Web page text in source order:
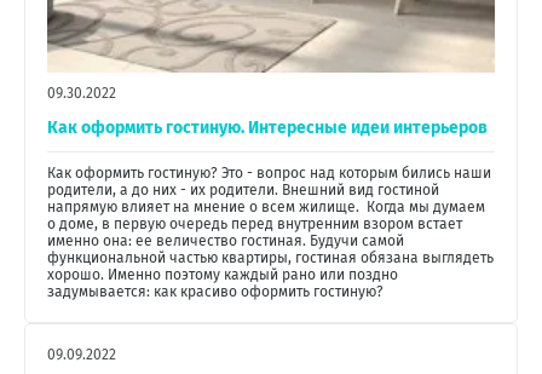
09.30.2022
Как оформить гостиную. Интересные идеи интерьеров
Как оформить гостиную? Это - вопрос над которым бились наши
родители, а до них - их родители. Внешний вид гостиной
напрямую влияет на мнение о всем жилище. Когда мы думаем
о доме, в первую очередь перед внутренним взором встает
именно она: ее величество гостиная. Будучи самой
функциональной частью квартиры, гостиная обязана выглядеть
хорошо. Именно поэтому каждый рано или поздно
задумывается: как красиво оформить гостиную?
09.09.2022